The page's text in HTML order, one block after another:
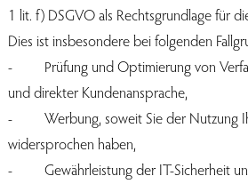
1 lit. f) DSGVO als Rechtsgrundlage für
Dies ist insbesondere bei folgenden
- Prüfung und Optimierung von
und direkter Kundenansprache,
- Werbung, soweit Sie der Nutzung
widersprochen haben,
- Gewährleistung der IT-Sicherheit